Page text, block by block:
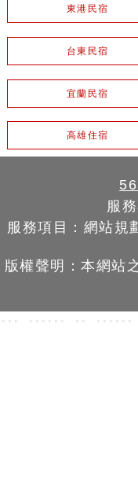
東港民宿
台東民宿
宜蘭民宿
高雄住宿
服
服務項目：網站規
版權聲明：本網站